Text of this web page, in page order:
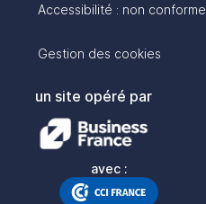
Accessibilité : non conforme
Gestion des cookies
un site opéré par
avec :